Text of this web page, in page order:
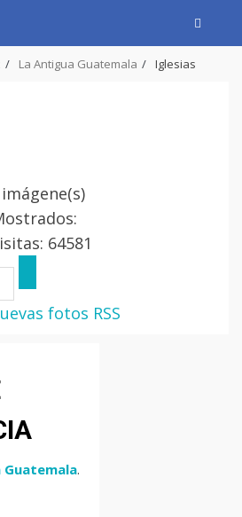
La Antigua Guatemala Iglesias
64581
fotos RSS
Guatemala.